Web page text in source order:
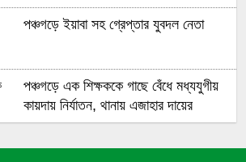
পঞ্চগড়ে ইয়াবা সহ গ্রেপ্তার যুবদল নেতা
পঞ্চগড়ে এক শিক্ষককে গাছে বেঁধে মধ্যযুগীয়
কায়দায় নির্যাতন, থানায় এজাহার দায়ের